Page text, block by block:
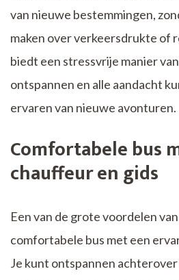
van nieuwe bestemmingen,
maken over verkeersdrukte of
biedt een stressvrije manier
ontspannen en alle aandacht
ervaren van nieuwe avonturen.
Comfortabele bus
chauffeur en gids
Een van de grote voordelen
comfortabele bus met een
Je kunt ontspannen